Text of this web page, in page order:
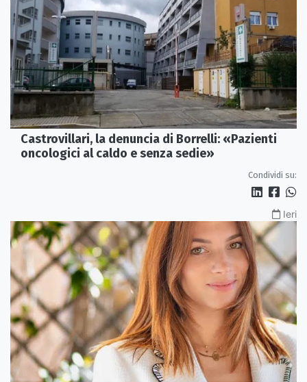
Castrovillari, la denuncia di Borrelli: «Pazienti
oncologici al caldo e senza sedie»
Condividi su:
Ieri